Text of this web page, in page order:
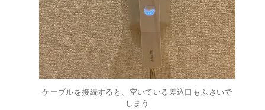
ケーブルを接続すると、空いている差込口もふさいで
しまう